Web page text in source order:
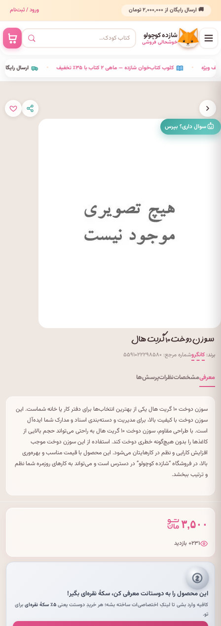
🚚 ارسال رایگان از ۲٬۰۰۰٬۰۰۰ تومان ورود / ثبت‌نام
شازده کوچولو
خوشحالی فروشی
ارسال کلوب کتاب‌خوان شازده — ماهی ۲ کتاب با ۳۵٪ تخفیف •
سوال داری؟ بپرس
سوزن دوخت ۱۰ گریت هال
برند: کانگروشماره مرجع: ۵۵۹۱۰۲۲۲۹۸۵۸۰
معرفیمشخصاتنظراتپرسش‌ها
سوزن دوخت ۱۰ گریت هال یکی از بهترین انتخاب‌ها برای دفتر کار یا خانه شماست. این
سوزن دوخت با کیفیت بالا، برای مدیریت و دسته‌بندی اسناد و مدارک شما ایده‌آل
است. با طراحی مقاوم، سوزن دوخت ۱۰ گریت هال به راحتی می‌تواند حجم بالایی از
کاغذها را بدون هیچ‌گونه خطری دوخت کند. استفاده از این سوزن دوخت موجب
افزایش کارایی و نظم در کارهایتان می‌شود. این محصول با قیمت مناسب و بهره‌وری
بالا، در فروشگاه “شازده کوچولو” در دسترس است و می‌تواند به کارهای روزمره شما نظم
و ترتیب ببخشد.
۳,۵۰۰
۲۳۱+ بازدید
این محصول را به دوستانت معرفی کن،سکهٔ نقره‌ایبگیر!
کافیه وارد بشی تا لینکِ اختصاصی‌ات ساخته بشه؛ هر خریدِ دوستت یعنی۵٪ سکهٔ نقره‌ای
برای
تو.